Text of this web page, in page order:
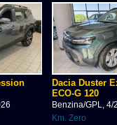
Dacia Duster
ECO-G 120
Benzina/GPL, 4/
Km. Zero